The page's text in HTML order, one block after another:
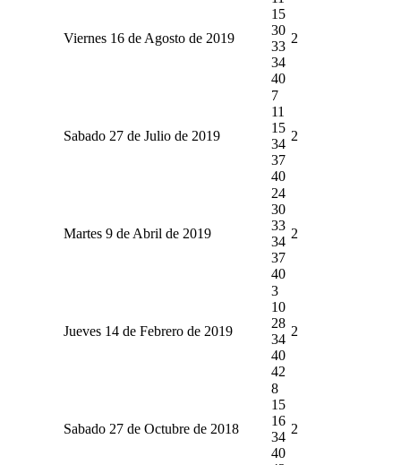
Viernes 16 de Agosto de 2019
15
30
33
34
40
2
Sabado 27 de Julio de 2019
7
11
15
34
37
40
2
Martes 9 de Abril de 2019
24
30
33
34
37
40
2
Jueves 14 de Febrero de 2019
3
10
28
34
40
42
2
Sabado 27 de Octubre de 2018
8
15
16
34
40
2